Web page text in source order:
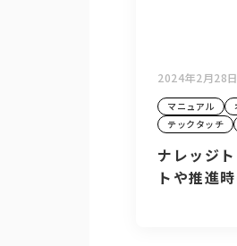
2024年2月28日
マニュアル
テックタッチ
ナレッジ
トや推進